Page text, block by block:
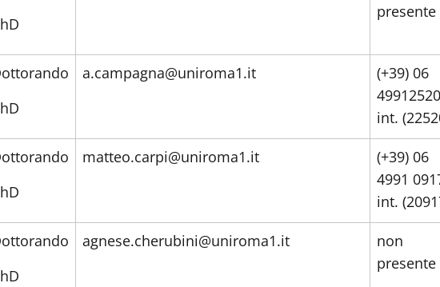
presente
a.campagna@uniroma1.it
(+39) 06
49912520
int.
matteo.carpi@uniroma1.it
(+39) 06
4991
int.
agnese.cherubini@uniroma1.it
non
presente